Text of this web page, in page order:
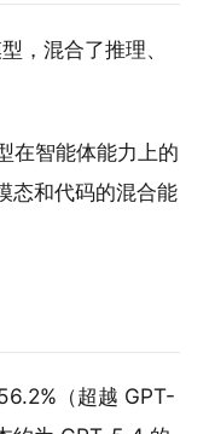
，混合了推理、
在智能体能力上的
态和代码的混合能
（超越 GPT-